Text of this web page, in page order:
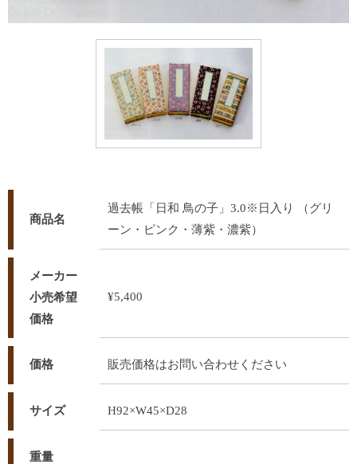
商品名
過去帳「日和 鳥の子」3.0※日入り （グリ
ーン・ピンク・薄紫・濃紫）
メーカー
小売希望
価格
¥5,400
価格 販売価格はお問い合わせください
サイズ H92×W45×D28
重量